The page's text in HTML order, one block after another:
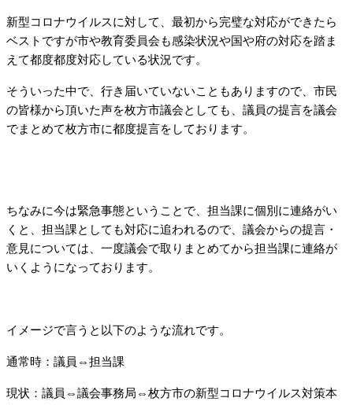
新型コロナウイルスに対して、最初から完璧な対応ができたら
ベストですが市や教育委員会も感染状況や国や府の対応を踏ま
えて都度都度対応している状況です。
そういった中で、行き届いていないこともありますので、市民
の皆様から頂いた声を枚方市議会としても、議員の提言を議会
でまとめて枚方市に都度提言をしております。
ちなみに今は緊急事態ということで、担当課に個別に連絡がい
くと、担当課としても対応に追われるので、議会からの提言・
意見については、一度議会で取りまとめてから担当課に連絡が
いくようになっております。
イメージで言うと以下のような流れです。
通常時：議員⇔担当課
現状：議員⇔議会事務局⇔枚方市の新型コロナウイルス対策本